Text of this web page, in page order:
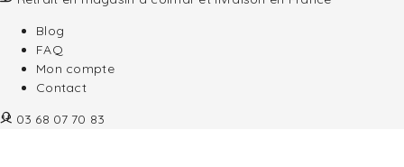
Blog
FAQ
Mon compte
Contact
03 68 07 70 83